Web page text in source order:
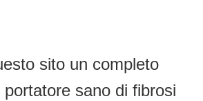
sito un completo
sano di fibrosi